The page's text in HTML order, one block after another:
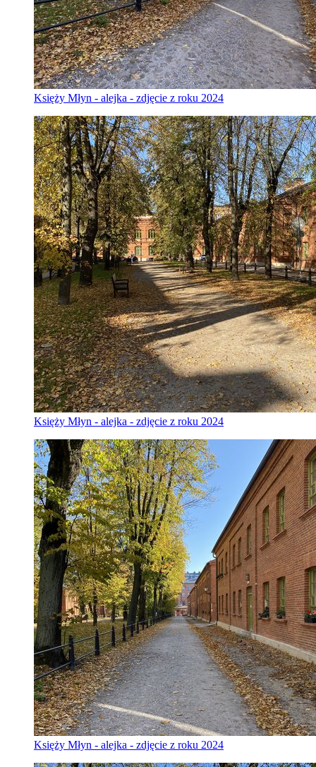
Księży Młyn - alejka - zdjęcie z roku 2024
Księży Młyn - alejka - zdjęcie z roku 2024
Księży Młyn - alejka - zdjęcie z roku 2024